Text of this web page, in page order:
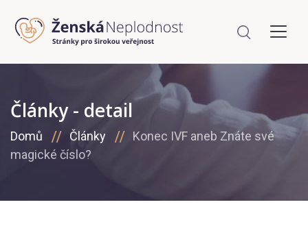
Články - detail
Domů Články
Konec IVF aneb Znáte své
magické číslo?